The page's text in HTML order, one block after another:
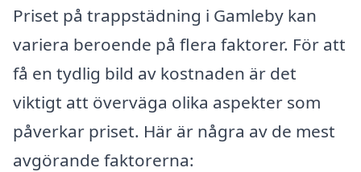
Priset på trappstädning i Gamleby kan
variera beroende på flera faktorer. För att
få en tydlig bild av kostnaden är det
viktigt att överväga olika aspekter som
påverkar priset. Här är några av de mest
avgörande faktorerna: